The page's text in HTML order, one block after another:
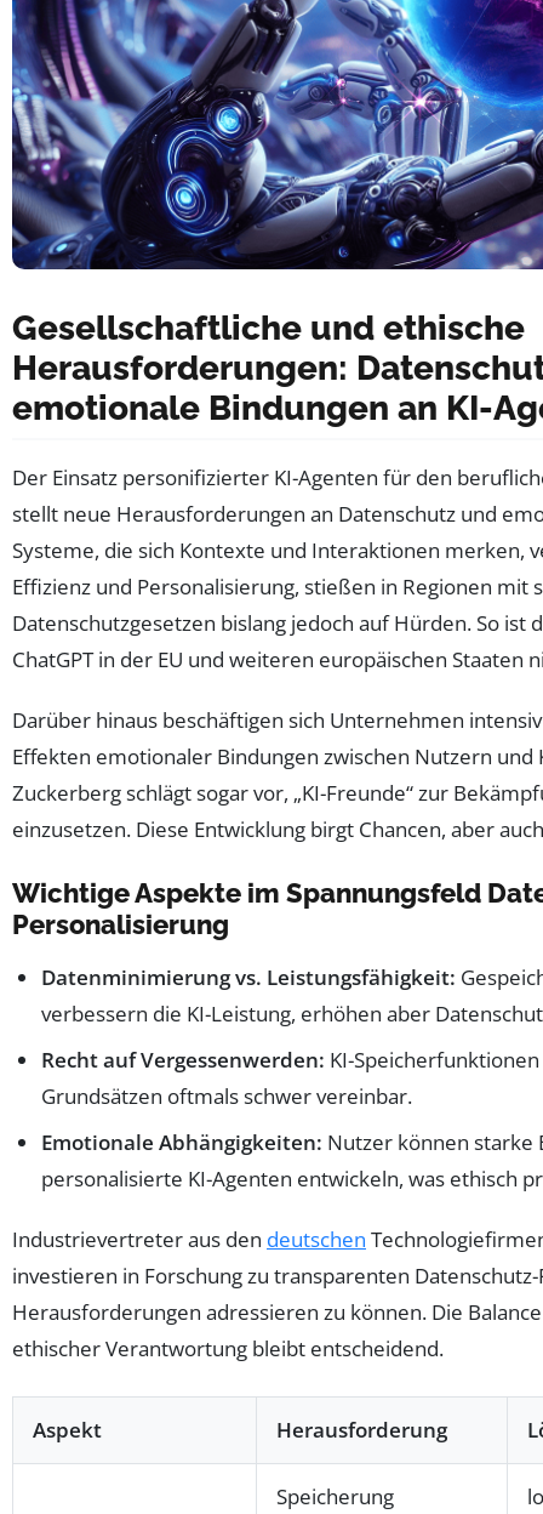
Gesellschaftliche und ethische
Herausforderungen:
emotionale Bindungen an KI-
Der Einsatz personifizierter KI-Agenten für den
stellt neue Herausforderungen an Datenschutz und
Systeme, die sich Kontexte und Interaktionen merken,
Effizienz und Personalisierung, stießen in Regionen mit
Datenschutzgesetzen bislang jedoch auf Hürden. So ist
ChatGPT in der EU und weiteren europäischen Staaten
Darüber hinaus beschäftigen sich Unternehmen
Effekten emotionaler Bindungen zwischen Nutzern und
Zuckerberg schlägt sogar vor, „KI-Freunde“ zur
einzusetzen. Diese Entwicklung birgt Chancen, aber
Wichtige Aspekte im Spannungsfeld
Personalisierung
Datenminimierung vs. Leistungsfähigkeit:
verbessern die KI-Leistung, erhöhen aber
Recht auf Vergessenwerden: KI-Speicherfunktionen
Grundsätzen oftmals schwer vereinbar.
Emotionale Abhängigkeiten: Nutzer können starke
personalisierte KI-Agenten entwickeln, was ethisch
Industrievertreter aus den deutschen
investieren in Forschung zu transparenten
Herausforderungen adressieren zu können. Die
ethischer Verantwortung bleibt entscheidend.
Aspekt Herausforderung
Speicherung